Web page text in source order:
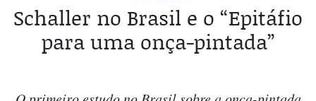
Schaller no Brasil e o “Epitáfio
para uma onça-pintada”